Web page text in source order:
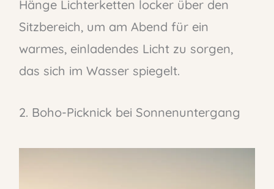
Hänge Lichterketten locker über den
Sitzbereich, um am Abend für ein
warmes, einladendes Licht zu sorgen,
das sich im Wasser spiegelt.
2. Boho-Picknick bei Sonnenuntergang